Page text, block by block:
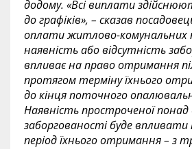
додому. «Всі виплати
до графіків», – сказав
оплати житлово-комунальних
наявність або відсутність
впливає на право отримання
протягом терміну їхнього
до кінця поточного
Наявність простроченої понад
заборгованості буде
період їхнього отримання – з